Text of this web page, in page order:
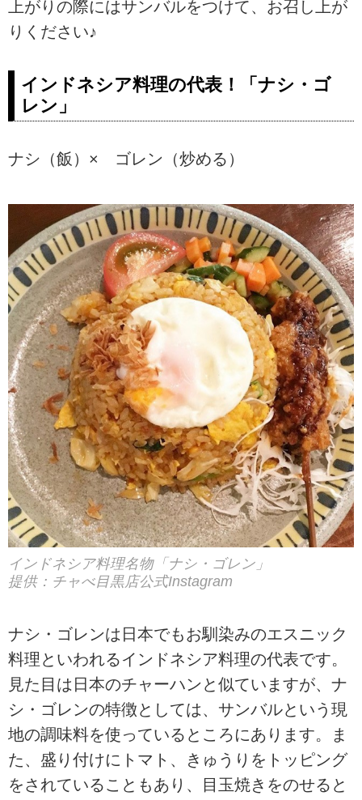
上がりの際にはサンバルをつけて、お召し上が
りください♪
インドネシア料理の代表！「ナシ・ゴ
レン」
ナシ（飯）× ゴレン（炒める）
インドネシア料理名物「ナシ・ゴレン」
提供：チャべ目黒店公式Instagram
ナシ・ゴレンは日本でもお馴染みのエスニック
料理といわれるインドネシア料理の代表です。
見た目は日本のチャーハンと似ていますが、ナ
シ・ゴレンの特徴としては、サンバルという現
地の調味料を使っているところにあります。ま
た、盛り付けにトマト、きゅうりをトッピング
をされていることもあり、目玉焼きをのせると